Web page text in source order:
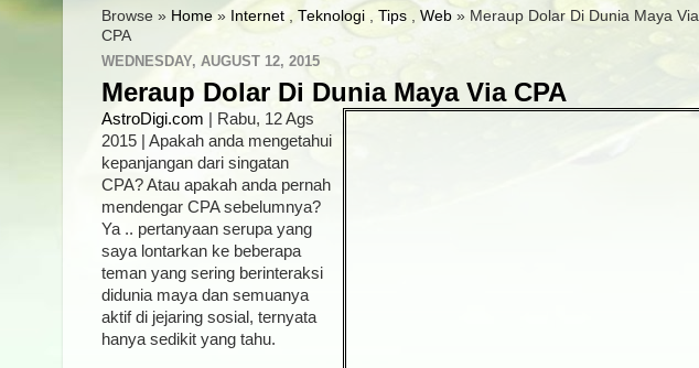
Browse » Home » Internet Teknologi Tips Web » Meraup Dolar Di Dunia Maya Via
CPA
WEDNESDAY, AUGUST 12, 2015
Meraup Dolar Di Dunia Maya Via CPA
AstroDigi.com | Rabu, 12 Ags
2015 | Apakah anda mengetahui
kepanjangan dari singatan
CPA? Atau apakah anda pernah
mendengar CPA sebelumnya?
Ya .. pertanyaan serupa yang
saya lontarkan ke beberapa
teman yang sering berinteraksi
didunia maya dan semuanya
aktif di jejaring sosial, ternyata
hanya sedikit yang tahu.